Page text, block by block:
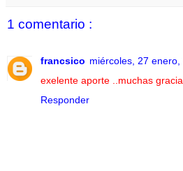
1 comentario :
francsico miércoles, 27 enero,
exelente aporte ..muchas
Responder